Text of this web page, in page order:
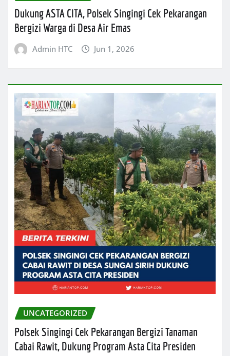
Dukung ASTA CITA, Polsek Singingi Cek Pekarangan
Bergizi Warga di Desa Air Emas
Admin HTC Jun 1, 2026
UNCATEGORIZED
Polsek Singingi Cek Pekarangan Bergizi Tanaman
Cabai Rawit, Dukung Program Asta Cita Presiden